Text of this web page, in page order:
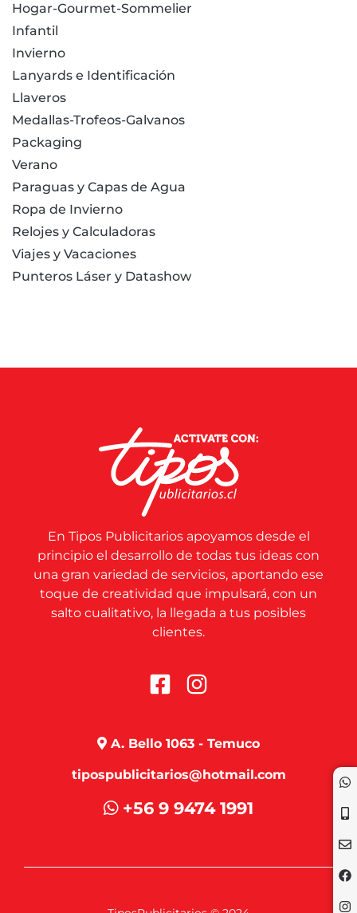
Hogar-Gourmet-Sommelier
Infantil
Invierno
Lanyards e Identificación
Llaveros
Medallas-Trofeos-Galvanos
Packaging
Verano
Paraguas y Capas de Agua
Ropa de Invierno
Relojes y Calculadoras
Viajes y Vacaciones
Punteros Láser y Datashow
En Tipos Publicitarios apoyamos desde el
principio el desarrollo de todas tus ideas con
una gran variedad de servicios, aportando ese
toque de creatividad que impulsará, con un
salto cualitativo, la llegada a tus posibles
clientes.
A. Bello 1063 - Temuco
tipospublicitarios@hotmail.com
+56 9 9474 1991